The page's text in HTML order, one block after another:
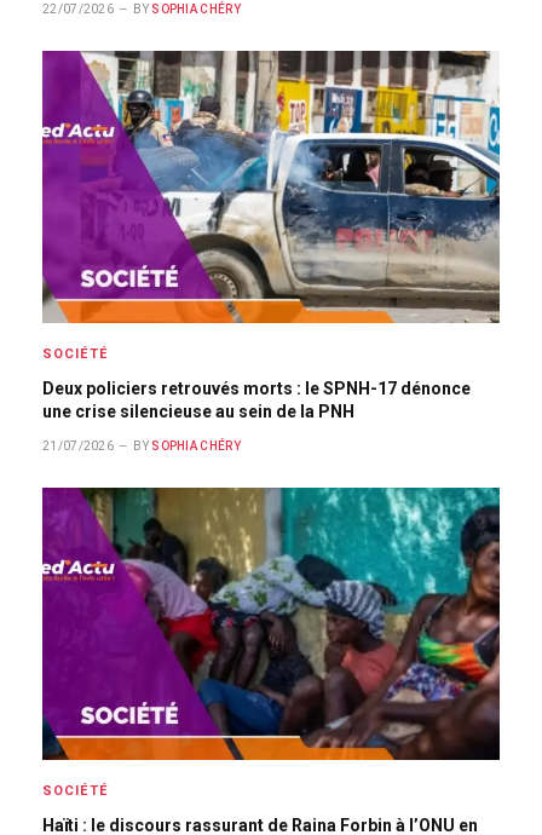
22/07/2026 BY SOPHIA CHÉRY
SOCIÉTÉ
Deux policiers retrouvés morts : le SPNH-17 dénonce
une crise silencieuse au sein de la PNH
21/07/2026 BY SOPHIA CHÉRY
SOCIÉTÉ
Haïti : le discours rassurant de Raina Forbin à l’ONU en